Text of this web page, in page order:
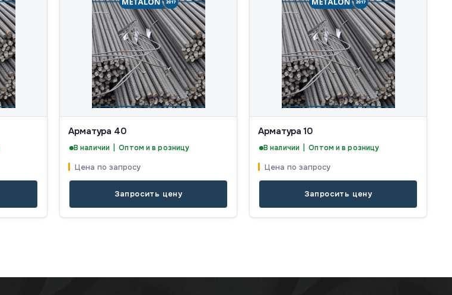
Арматура 40
В наличии | Оптом и в розницу
Цена по запросу
Запросить цену
Арматура 10
В наличии | Оптом и в розницу
Цена по запросу
Запросить цену